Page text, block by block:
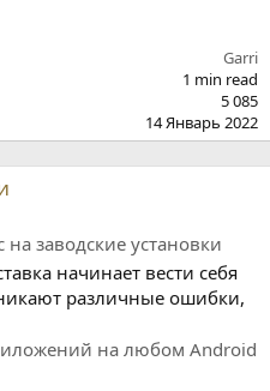
Garri
1 min read
5 085
14 Январь 2022
на заводские установки
начинает вести себя
различные ошибки,
на любом Android